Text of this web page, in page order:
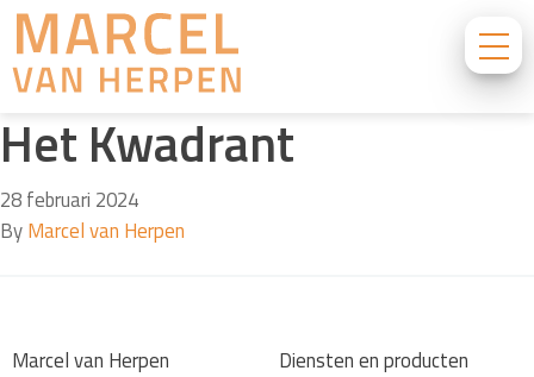
Het Kwadrant
28 februari 2024
ByMarcel van Herpen
Marcel van Herpen
Diensten en producten